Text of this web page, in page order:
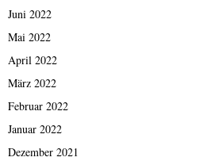
Juni 2022
Mai 2022
April 2022
März 2022
Februar 2022
Januar 2022
Dezember 2021